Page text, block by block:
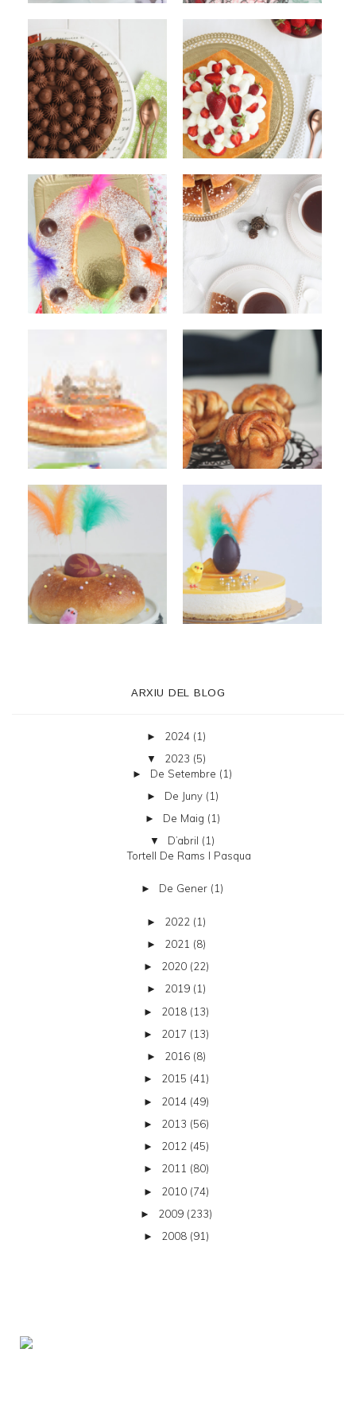
ARXIU DEL BLOG
► 2024 (1)
▼ 2023 (5)
► De Setembre (1)
► De Juny (1)
► De Maig (1)
▼ D’abril (1)
Tortell De Rams I Pasqua
► De Gener (1)
► 2022 (1)
► 2021 (8)
► 2020 (22)
► 2019 (1)
► 2018 (13)
► 2017 (13)
► 2016 (8)
► 2015 (41)
► 2014 (49)
► 2013 (56)
► 2012 (45)
► 2011 (80)
► 2010 (74)
► 2009 (233)
► 2008 (91)